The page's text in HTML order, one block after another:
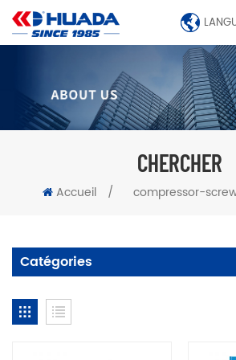
CHERCHER
Accueil / compressor-
Catégories